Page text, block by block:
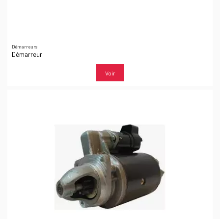
Démarreurs
Démarreur
Voir